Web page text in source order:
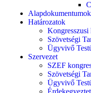
Alapdokumentumok
Határozatok
Kongresszusi
Szövetségi
Ügyvivő
Szervezet
SZEF
Szövetségi
Ügyvivő